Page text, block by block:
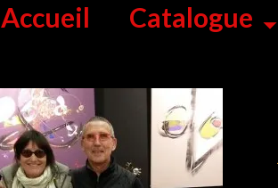
Accueil Catalogue